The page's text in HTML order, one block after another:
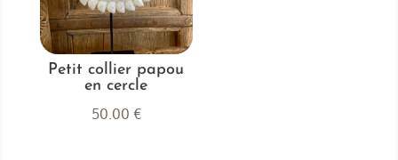
Petit collier papou
en cercle
50.00 €